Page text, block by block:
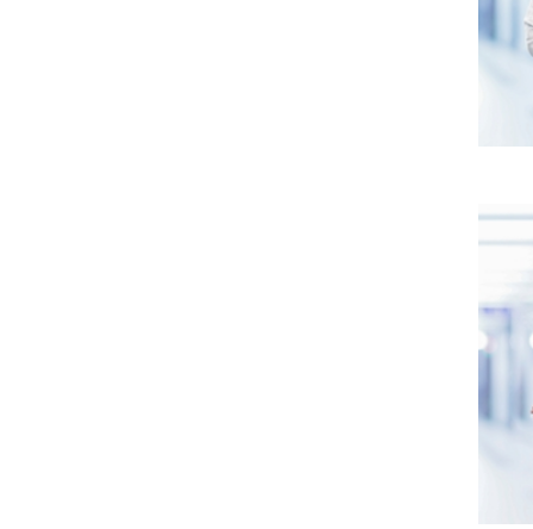
kiểm
tích
âm
Tầm
còn
Là
hẹp